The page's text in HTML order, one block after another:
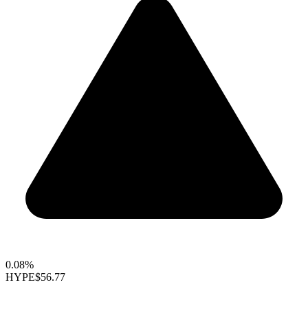
0.08%
HYPE$56.77